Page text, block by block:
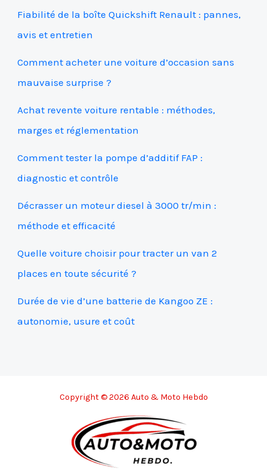
Fiabilité de la boîte Quickshift Renault : pannes,
avis et entretien
Comment acheter une voiture d’occasion sans
mauvaise surprise ?
Achat revente voiture rentable : méthodes,
marges et réglementation
Comment tester la pompe d’additif FAP :
diagnostic et contrôle
Décrasser un moteur diesel à 3000 tr/min :
méthode et efficacité
Quelle voiture choisir pour tracter un van 2
places en toute sécurité ?
Durée de vie d’une batterie de Kangoo ZE :
autonomie, usure et coût
Copyright © 2026 Auto & Moto Hebdo